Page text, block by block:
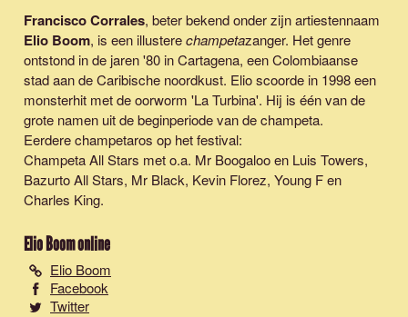
Francisco Corrales, beter bekend onder zijn artiestennaam
Elio Boom, is een illusterechampetazanger. Het genre
ontstond in de jaren '80 in Cartagena, een Colombiaanse
stad aan de Caribische noordkust. Elio scoorde in 1998 een
monsterhit met de oorworm 'La Turbina'. Hij is één van de
grote namen uit de beginperiode van de champeta.
Eerdere champetaros op het festival:
Champeta All Stars met o.a. Mr Boogaloo en Luis Towers,
Bazurto All Stars, Mr Black, Kevin Florez, Young F en
Charles King.
Elio Boomonline
Elio Boom
Facebook
Twitter